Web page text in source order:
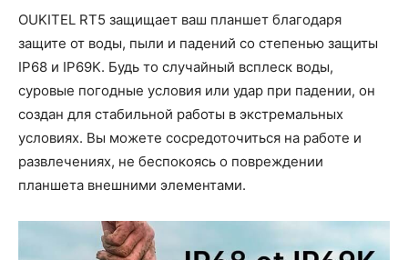
OUKITEL RT5 защищает ваш планшет благодаря
защите от воды, пыли и падений со степенью защиты
IP68 и IP69K. Будь то случайный всплеск воды,
суровые погодные условия или удар при падении, он
создан для стабильной работы в экстремальных
условиях. Вы можете сосредоточиться на работе и
развлечениях, не беспокоясь о повреждении
планшета внешними элементами.